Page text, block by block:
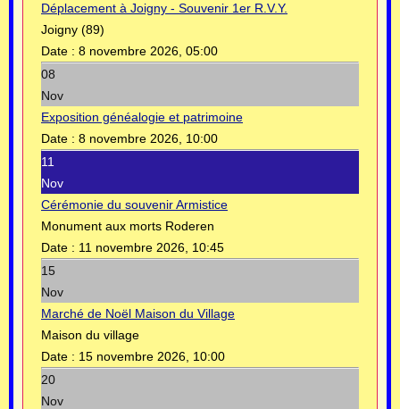
Déplacement à Joigny - Souvenir 1er R.V.Y.
Joigny (89)
Date : 8 novembre 2026, 05:00
08
Nov
Exposition généalogie et patrimoine
Date : 8 novembre 2026, 10:00
11
Nov
Cérémonie du souvenir Armistice
Monument aux morts Roderen
Date : 11 novembre 2026, 10:45
15
Nov
Marché de Noël Maison du Village
Maison du village
Date : 15 novembre 2026, 10:00
20
Nov